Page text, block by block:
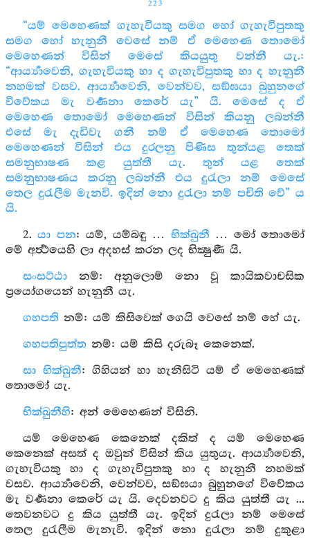
223
“යම් මෙහෙණක් ගැහැවියකු සමග හෝ ගැහැවිපුතකු
සමග හෝ හැනුනී වෙසේ නම් ඒ මෙහෙණ තොමෝ
මෙහෙණන් විසින් මෙසේ කියයුතු වන්නී යැ.:
“ආර්‍ය්‍යාවෙනි, ගැහැවියකු හා ද ගැහැවිපුතකු හා ද හැනුනී
නහමක් වසව. ආර්‍ය්‍යාවෙනි, වෙන්වව, සඞ්ඝයා බුහුනගේ
විවේකය මැ වර්‍ණනා කෙරේ යැ” යි. මෙසේ ද ඒ
මෙහෙණ තොමෝ මෙහෙණන් විසින් කියනු ලබන්නී
එසේ මැ දැඩිවැ ගනී නම් ඒ මෙහෙණ තොමෝ
මෙහෙණන් විසින් එය දුරලනු පිණිස තුන්යළ තෙක්
සමනුභාෂණ කළ යුත්තී යැ. තුන් යළ තෙක්
සමනුභාෂණය කරනු ලබන්නී එය දුරැලා නම් මෙසේ
තෙල දුරැලීම මැනවි. ඉදින් නො දුරැලා නම් පචිති වේ” ය
යි.
2.යා පන: යම්, යම්බඳු … භික්ඛුනී … මෝ තොමෝ
මේ අර්‍ත්‍ථයෙහි ලා අදහස් කරන ලද භික්‍ෂුණී යි.
සංසට්ඨානම්: අනුලොම් නො වූ කායිකවාචසික
ප්‍රයෝගයෙන් හැනුනී යැ.
ගහපති නම්: යම් කිසිවෙක් ගෙයි වෙසේ නම් හේ යැ.
ගහපතිපුත්ත නම්: යම් කිසි දරුබෑ කෙනෙක්.
සා භික්ඛුනී: ගිහියන් හා හැනීසිටි යම් ඒ මෙහෙණක්
තොමෝ යැ.
භික්ඛුනීහි: අන් මෙහෙණන් විසිනි.
යම් මෙහෙණ කෙනෙක් දකිත් ද යම් මෙහෙණ
කෙනෙක් අසත් ද ඔවුන් විසින් කිය යුතුයැ. ආර්‍ය්‍යාවෙනි,
ගැහැවියකු හා ද ගැහැවිපුතකු හා ද හැනුනී නහමක්
වසව. ආර්‍ය්‍යාවෙනි, වෙන්වව, සඞ්ඝයා බුහුනගේ විවේකය
මැ වර්‍ණනා කෙරේ යැ යි. දෙවනවට දු කිය යුත්තී යැ ...
තෙවනවට දු කිය යුත්තී යැ. ඉදින් දුරැලා නම් මෙසේ
තෙල දුරැලීම මැනැවි. ඉදින් නො දුරැලා නම් දුකුළා